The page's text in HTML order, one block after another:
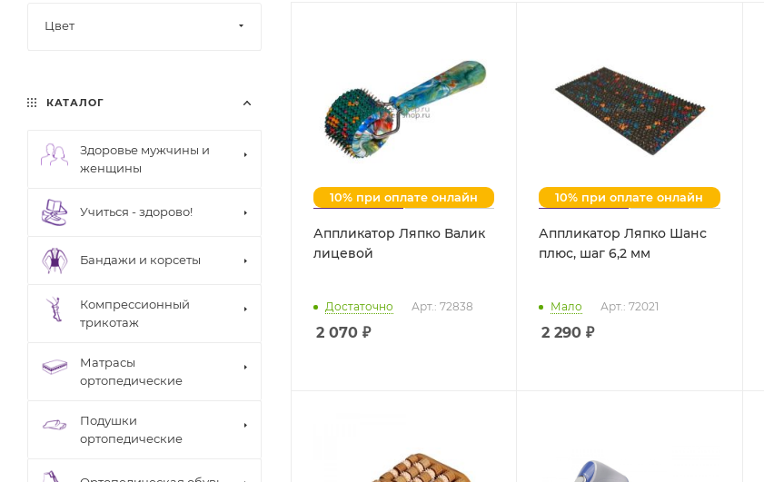
10% при оплате онлайн
Аппликатор Ляпко Валик
лицевой
Достаточно Арт.: 72838
2 070 ₽
10% при оплате онлайн
Аппликатор Ляпко Шанс
плюс, шаг 6,2 мм
Мало Арт.: 72021
2 290 ₽
Цвет
КАТАЛОГ
Здоровье мужчины и
женщины
Учиться - здорово!
Бандажи и корсеты
Компрессионный
трикотаж
Матрасы
ортопедические
Подушки
ортопедические